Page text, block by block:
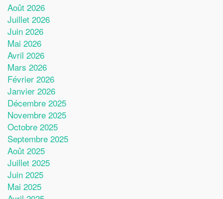
Août 2026
Juillet 2026
Juin 2026
Mai 2026
Avril 2026
Mars 2026
Février 2026
Janvier 2026
Décembre 2025
Novembre 2025
Octobre 2025
Septembre 2025
Août 2025
Juillet 2025
Juin 2025
Mai 2025